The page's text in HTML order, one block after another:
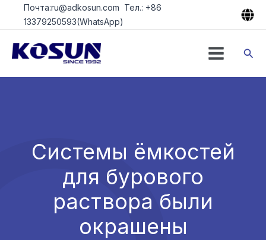
ПерейтиПочта:ru@adkosun.com Тел.: +86
13379250593(WhatsApp)
Системы ёмкостей
для бурового
раствора были
окрашены